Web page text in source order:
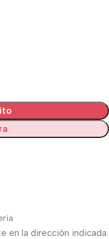
en la dirección indicada.